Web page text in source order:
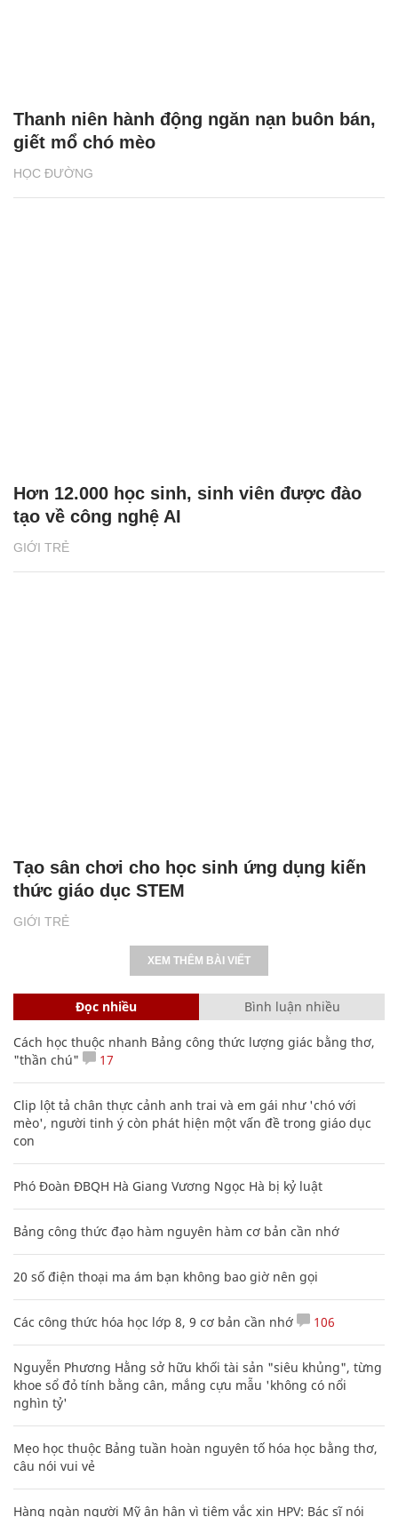
HỌC ĐƯỜNG
Thanh niên hành động ngăn nạn buôn bán,
giết mổ chó mèo
GIỚI TRẺ
Hơn 12.000 học sinh, sinh viên được đào
tạo về công nghệ AI
GIỚI TRẺ
Tạo sân chơi cho học sinh ứng dụng kiến
thức giáo dục STEM
XEM THÊM BÀI VIẾT
Đọc nhiều Bình luận nhiều
Cách học thuộc nhanh Bảng công thức lượng giác bằng thơ,
"thần chú"
17
Clip lột tả chân thực cảnh anh trai và em gái như 'chó với
mèo', người tinh ý còn phát hiện một vấn đề trong giáo dục
con
Phó Đoàn ĐBQH Hà Giang Vương Ngọc Hà bị kỷ luật
Bảng công thức đạo hàm nguyên hàm cơ bản cần nhớ
20 số điện thoại ma ám bạn không bao giờ nên gọi
Các công thức hóa học lớp 8, 9 cơ bản cần nhớ 106
Nguyễn Phương Hằng sở hữu khối tài sản "siêu khủng", từng
khoe sổ đỏ tính bằng cân, mắng cựu mẫu 'không có nổi
nghìn tỷ'
Mẹo học thuộc Bảng tuần hoàn nguyên tố hóa học bằng thơ,
câu nói vui vẻ
Hàng ngàn người Mỹ ân hận vì tiêm vắc xin HPV: Bác sĩ nói